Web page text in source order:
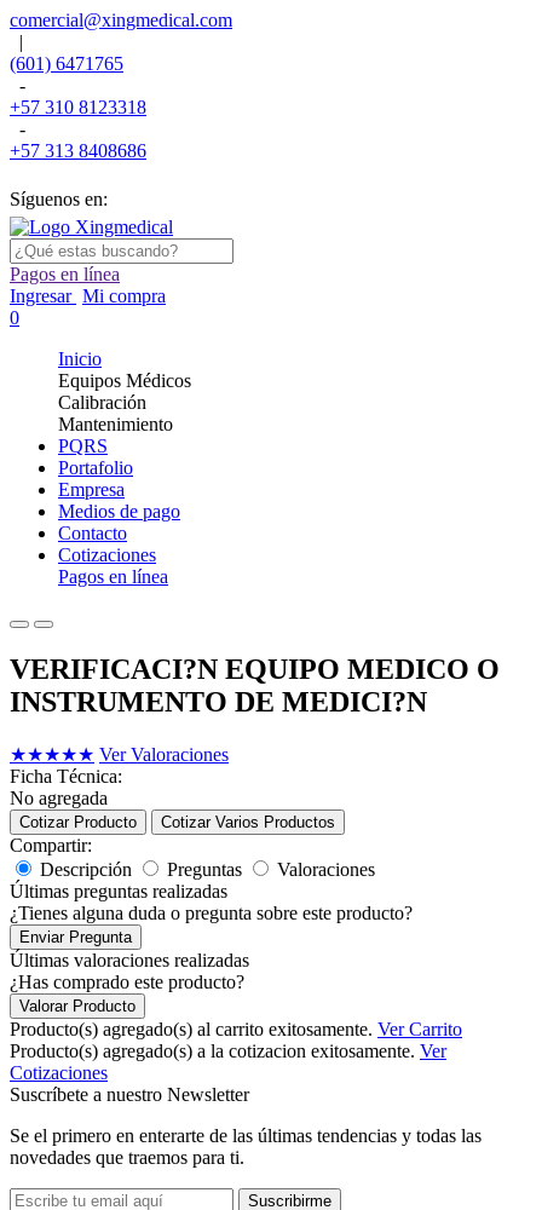
comercial@xingmedical.com
|
(601) 6471765
-
+57 310 8123318
-
+57 313 8408686
Síguenos en:
Pagos en línea
Ingresar Mi compra
0
Inicio
Equipos Médicos
Calibración
Mantenimiento
PQRS
Portafolio
Empresa
Medios de pago
Contacto
Cotizaciones
Pagos en línea
VERIFICACI?N EQUIPO MEDICO O
INSTRUMENTO DE MEDICI?N
★★★★★ Ver Valoraciones
Ficha Técnica:
No agregada
Cotizar Producto Cotizar Varios Productos
Compartir:
Descripción
Preguntas
Valoraciones
Últimas preguntas realizadas
¿Tienes alguna duda o pregunta sobre este producto?
Enviar Pregunta
Últimas valoraciones realizadas
¿Has comprado este producto?
Valorar Producto
Producto(s) agregado(s) al carrito exitosamente. Ver Carrito
Producto(s) agregado(s) a la cotizacion exitosamente. Ver
Cotizaciones
Suscríbete a nuestro Newsletter
Se el primero en enterarte de las últimas tendencias y todas las
novedades que traemos para ti.
Suscribirme